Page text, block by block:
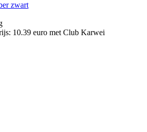
zwart
10.39 euro met Club Karwei